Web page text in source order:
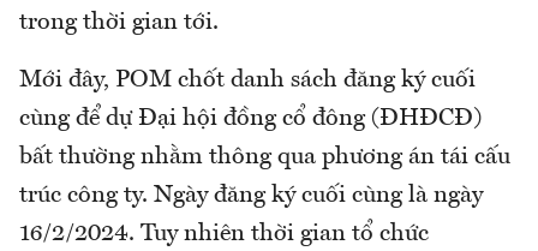
trong thời gian tới.
Mới đây, POM chốt danh sách đăng ký cuối
cùng để dự Đại hội đồng cổ đông (ĐHĐCĐ)
bất thường nhằm thông qua phương án tái cấu
trúc công ty. Ngày đăng ký cuối cùng là ngày
16/2/2024. Tuy nhiên thời gian tổ chức